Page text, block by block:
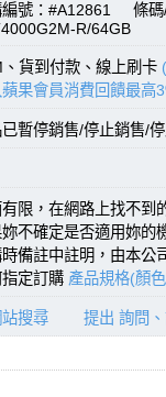
編號：#A12861 條碼
R/64GB
、貨到付款、線上刷卡
果會員消費回饋最高
暫停銷售/停止銷售/
限，在網路上找不到
不確定是否適用妳的
備註中註明，由本公
定訂購 產品規格(顏
搜尋 提出 詢問